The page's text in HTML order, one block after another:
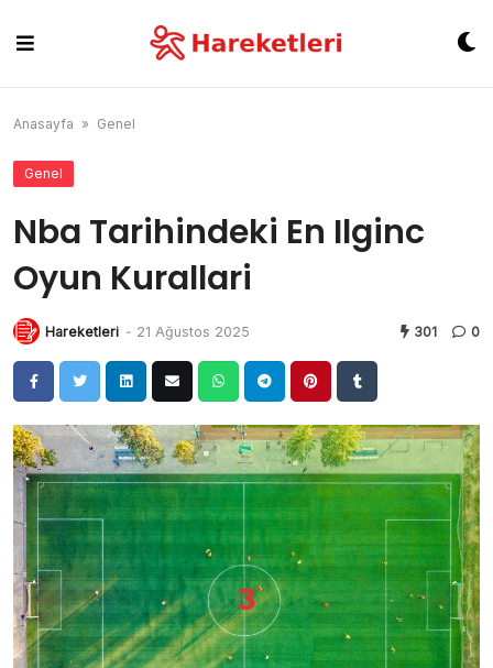
content
Anasayfa » Genel
Genel
Nba Tarihindeki En Ilginc
Oyun Kurallari
Hareketleri - 21 Ağustos 2025 301 0